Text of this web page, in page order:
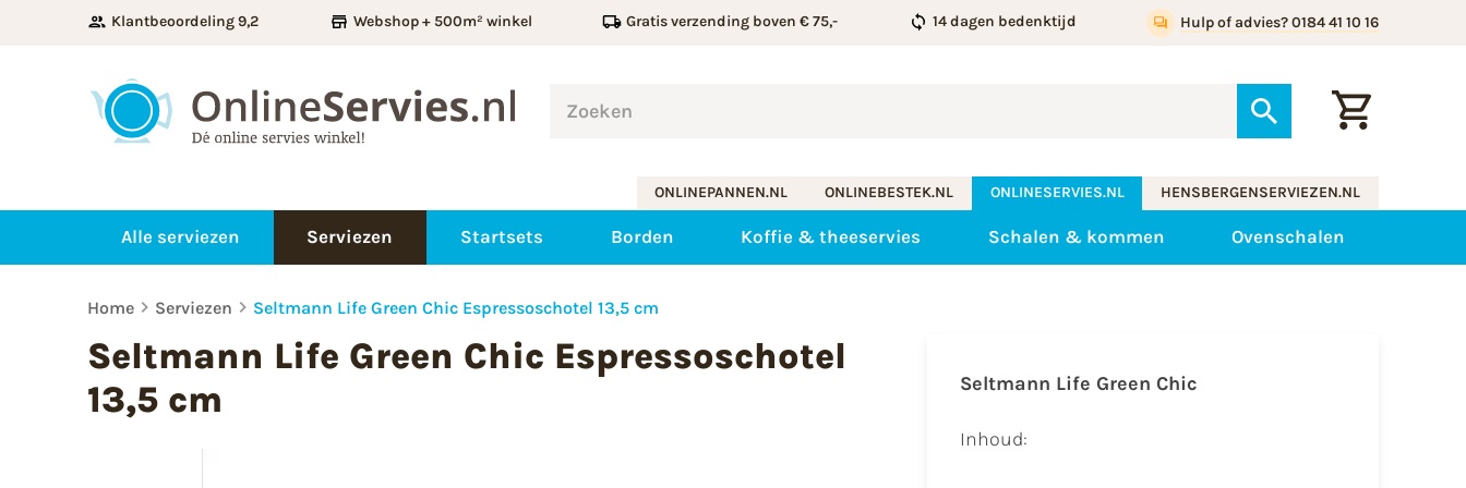
Klantbeoordeling 9,2 Webshop + 500m² winkel Gratis verzending boven € 75,- 14 dagen bedenktijd Hulp of advies? 0184 41 10 16
ONLINEPANNEN.NL ONLINEBESTEK.NL ONLINESERVIES.NL HENSBERGENSERVIEZEN.NL
Alle serviezen Serviezen Startsets Borden Koffie & theeservies Schalen & kommen Ovenschalen
Home Serviezen Seltmann Life Green Chic Espressoschotel 13,5 cm
Seltmann Life Green Chic Espressoschotel
13,5 cm
Seltmann Life Green Chic
Inhoud: